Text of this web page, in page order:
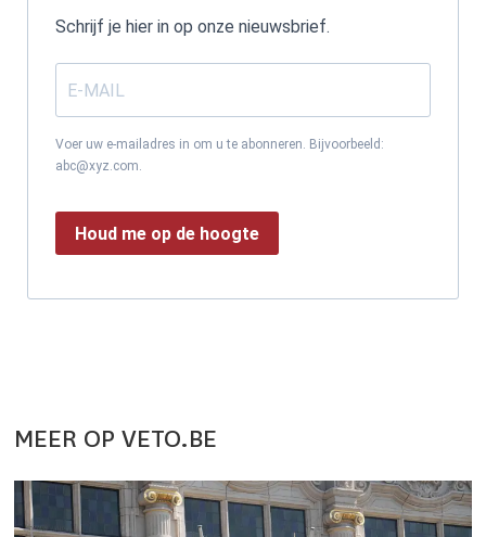
Schrijf je hier in op onze nieuwsbrief.
Voer uw e-mailadres in om u te abonneren. Bijvoorbeeld:
abc@xyz.com.
Houd me op de hoogte
MEER OP VETO.BE